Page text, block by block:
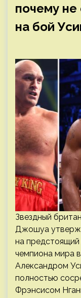
почему
на бой
Звездный
Джошуа
на предстоящий
чемпиона мира
Александром
полностью
Фрэнсисом